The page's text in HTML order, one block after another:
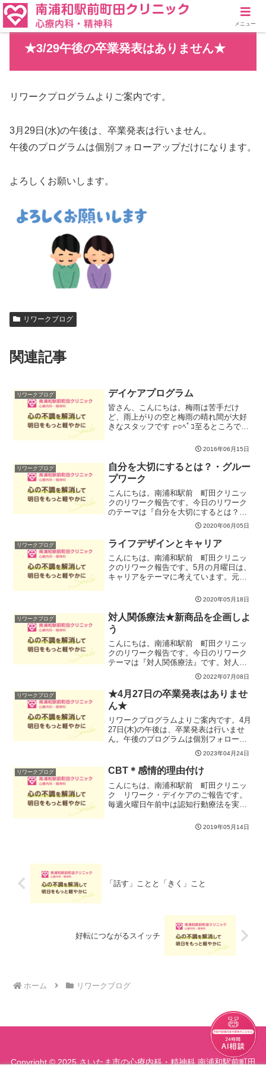
★3/29午後の卒業発表はありません★
リワークプログラムよりご案内です。
3月29日(水)の午後は、卒業発表は行いません。
午後のプログラムは個別フォローアップだけになります。
よろしくお願いします。
リワークブログ
関連記事
リワークブログ デイケアプログラム
皆さん、こんにちは。梅雨は苦手だけ
ど、雨上がりの空と梅雨の晴れ間が大好
きなスタッフです┏○ﾍﾟｺ至るところで紫
なども見頃のようですのでお時間があっ
たら菖蒲園など足を運んでみてください
(・∀・)bク...
2016年06月15日
リワークブログ
自分を大切にするとは？・グルー
プワーク
こんにちは。南浦和駅前 町田クリニッ
クのリワーク報告です。今日のリワーク
のテーマは『自分を大切にするとは？』
です。自分を大切にしろと言われても、
具体的にどうしたらいいかわからない。
そんな思いをしたことはないですか。そ
こで、自分を大切にするっ...
2020年06月05日
リワークブログ ライフデザインとキャリア
こんにちは。南浦和駅前 町田クリニッ
クのリワーク報告です。5月の月曜日は、
キャリアをテーマに考えています。元の
方も、再就職を目指している方も、これ
からどう働いていくか、考えどころです
ね。自分にとってのキャ...
2020年05月18日
リワークブログ
対人関係療法★新商品を企画しよ
う
こんにちは。南浦和駅前 町田クリニッ
クのリワーク報告です。今日のリワーク
テーマは『対人関係療法』です。対人関
係療法とは、今ある他者との関係を『役
割』という視点から考えていき、調整し
ていく療法です。自分が相手に期待する
役割と相手が自分に期待す...
2022年07月08日
リワークブログ
★4月27日の卒業発表はありませ
ん★
リワークプログラムよりご案内です。4月
27日(木)の午後は、卒業発表は行いませ
ん。午後のプログラムは個別フォローア
ップのみになります。よろしくお願いし
2023年04月24日
リワークブログ CBT＊感情的理由付け
こんにちは。南浦和駅前 町田クリニッ
ク リワーク・デイケアのご報告です。
毎週火曜日午前中は認知行動療法を実施
リーズの中の「感情的理由付け」を検討
しました。不安や心配がベースになって
2019年05月14日
「話す」ことと「きく」こと
好転につながるスイッチ
ホーム リワークブログ
Copyright © 2025 さいたま市の心療内科・精神科 南浦和駅前町田
メニュー
チャット